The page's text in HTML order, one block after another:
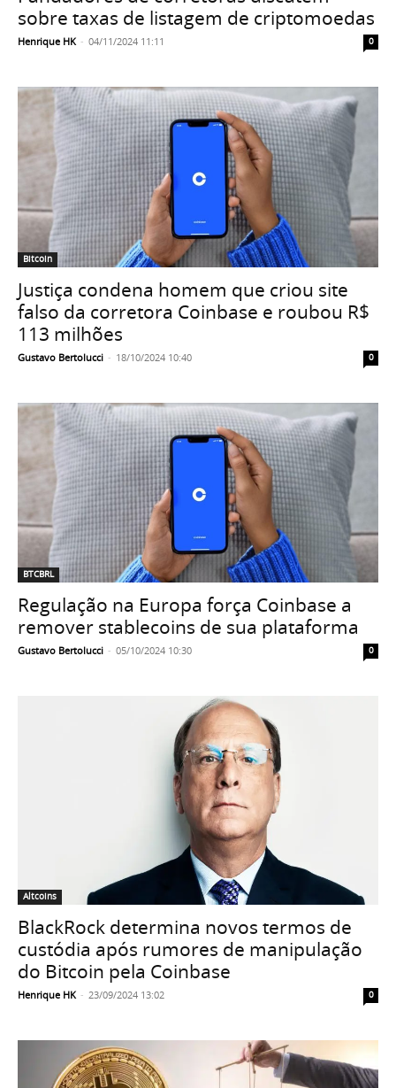
sobre taxas de listagem de criptomoedas
Henrique HK - 04/11/2024 11:11 0
Bitcoin
Justiça condena homem que criou site
falso da corretora Coinbase e roubou R$
113 milhões
Gustavo Bertolucci - 18/10/2024 10:40 0
BTCBRL
Regulação na Europa força Coinbase a
remover stablecoins de sua plataforma
Gustavo Bertolucci - 05/10/2024 10:30 0
Altcoins
BlackRock determina novos termos de
custódia após rumores de manipulação
do Bitcoin pela Coinbase
Henrique HK - 23/09/2024 13:02 0